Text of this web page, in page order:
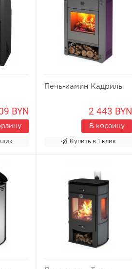
BYN
Печь-камин Кадриль
2 443 BYN
В корзину
Купить в 1 клик